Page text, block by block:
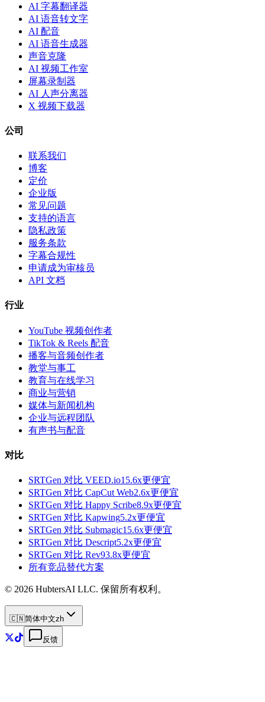
AI 字幕翻译器
AI 语音转文字
AI 配音
AI 语音生成器
声音克隆
AI 视频工作室
屏幕录制器
AI 人声分离器
X 视频下载器
公司
联系我们
博客
定价
企业版
常见问题
支持的语言
隐私政策
服务条款
字幕合规性
申请成为审核员
API 文档
行业
YouTube 视频创作者
TikTok & Reels 配音
播客与音频创作者
教堂与事工
教育与在线学习
商业与营销
媒体与新闻机构
企业与远程团队
有声书与配音
对比
SRTGen 对比 VEED.io15.6x更便宜
SRTGen 对比 CapCut Web2.6x更便宜
SRTGen 对比 Happy Scribe8.9x更便宜
SRTGen 对比 Kapwing5.2x更便宜
SRTGen 对比 Submagic15.6x更便宜
SRTGen 对比 Descript5.2x更便宜
SRTGen 对比 Rev93.8x更便宜
所有竞品替代方案
© 2026 HubtersAI LLC. 保留所有权利。
🇨🇳简体中文zh
反馈